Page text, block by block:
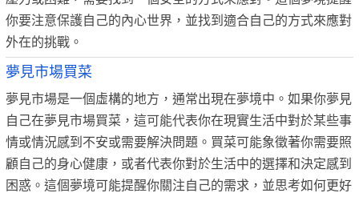
你要注意保護自己的內心世界，並找到適合自己的方式來應對
外在的挑戰。
夢見市場買菜
夢見市場是一個虛構的地方，通常出現在夢境中。如果你夢見
自己在夢見市場買菜，這可能代表你在現實生活中對於某些事
情或情況感到不安或需要解決問題。買菜可能象徵著你需要照
顧自己的身心健康，或者代表你對於生活中的選擇和決定感到
困惑。這個夢境可能提醒你關注自己的需求，並思考如何更好